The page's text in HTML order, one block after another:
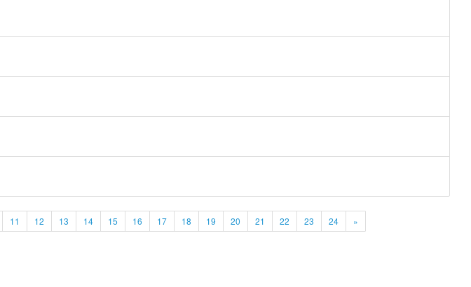
11 12 13 14 15 16 17 18 19 20 21 22 23 24 »